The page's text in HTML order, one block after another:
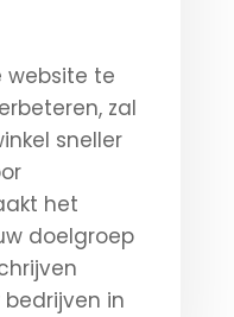
website te
zal
sneller
het
doelgroep
in